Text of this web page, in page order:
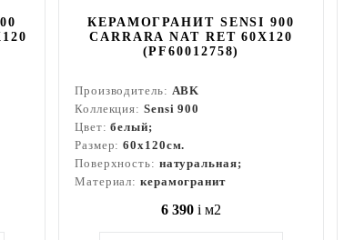
КЕРАМОГРАНИТ SENSI 900
CARRARA NAT RET 60X120
(PF60012758)
Производитель: ABK
Коллекция: Sensi 900
Цвет:белый;
Размер:60x120см.
Поверхность: натуральная;
Материал: керамогранит
6 390 i м2